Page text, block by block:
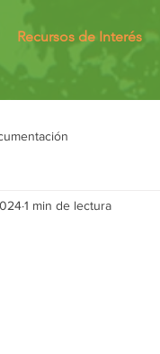
Recursos de Interés
1 min de lectura